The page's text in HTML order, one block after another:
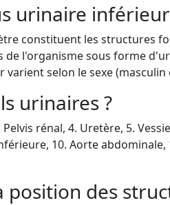
urinaire
constituent les structures
l'organisme sous forme
selon le sexe (masculin
urinaires ?
rénal, 4. Uretère, 5.
10. Aorte
position des